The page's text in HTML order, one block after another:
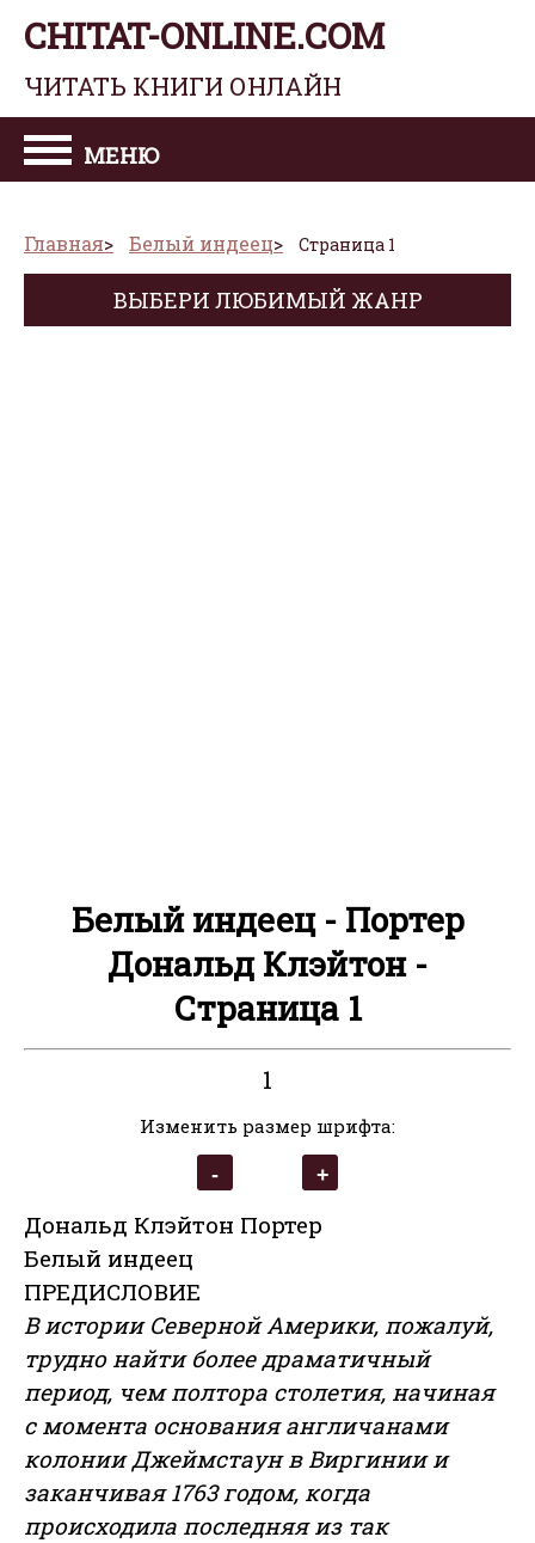
CHITAT-ONLINE.COM
ЧИТАТЬ КНИГИ ОНЛАЙН
МЕНЮ
Главная Белый индеец Страница 1
ВЫБЕРИ ЛЮБИМЫЙ ЖАНР
Белый индеец - Портер
Дональд Клэйтон -
Страница 1
1
Изменить размер шрифта:
Дональд Клэйтон Портер
Белый индеец
ПРЕДИСЛОВИЕ
В истории Северной Америки, пожалуй,
трудно найти более драматичный
период, чем полтора столетия, начиная
с момента основания англичанами
колонии Джеймстаун в Виргинии и
заканчивая 1763 годом, когда
происходила последняя из так